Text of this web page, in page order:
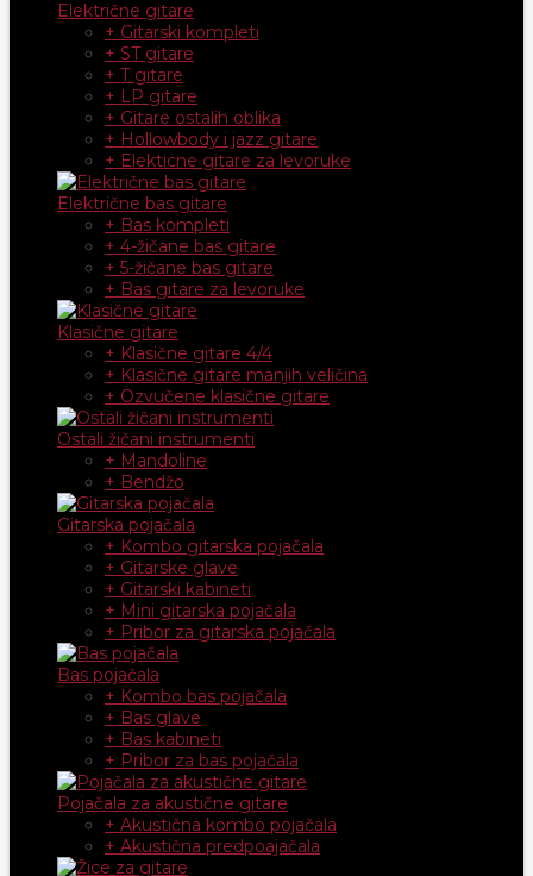
Električne gitare
+ Gitarski kompleti
+ ST gitare
+ T gitare
+ LP gitare
+ Gitare ostalih oblika
+ Hollowbody i jazz gitare
+ Elekticne gitare za levoruke
Električne bas gitare
+ Bas kompleti
+ 4-žičane bas gitare
+ 5-žičane bas gitare
+ Bas gitare za levoruke
Klasične gitare
+ Klasične gitare 4/4
+ Klasične gitare manjih veličina
+ Ozvučene klasične gitare
Ostali žičani instrumenti
+ Mandoline
+ Bendžo
Gitarska pojačala
+ Kombo gitarska pojačala
+ Gitarske glave
+ Gitarski kabineti
+ Mini gitarska pojačala
+ Pribor za gitarska pojačala
Bas pojačala
+ Kombo bas pojačala
+ Bas glave
+ Bas kabineti
+ Pribor za bas pojačala
Pojačala za akustične gitare
+ Akustična kombo pojačala
+ Akustična predpoajačala